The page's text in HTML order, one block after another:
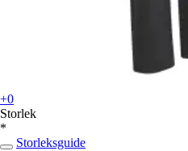
+0
Storlek
*
Storleksguide